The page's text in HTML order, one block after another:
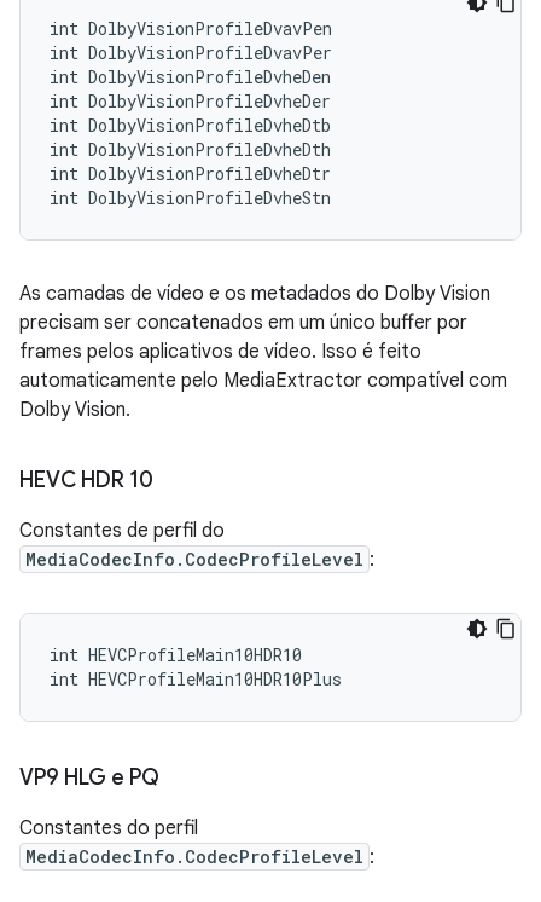
int DolbyVisionProfileDvavPen
int DolbyVisionProfileDvavPer
int DolbyVisionProfileDvheDen
int DolbyVisionProfileDvheDer
int DolbyVisionProfileDvheDtb
int DolbyVisionProfileDvheDth
int DolbyVisionProfileDvheDtr
As camadas de vídeo e os metadados do Dolby Vision
precisam ser concatenados em um único buffer por
frames pelos aplicativos de vídeo. Isso é feito
automaticamente pelo MediaExtractor compatível com
Dolby Vision.
HEVC HDR 10
Constantes de perfil do
MediaCodecInfo.CodecProfileLevel :
int HEVCProfileMain10HDR10
VP9 HLG e PQ
Constantes do perfil
MediaCodecInfo.CodecProfileLevel :